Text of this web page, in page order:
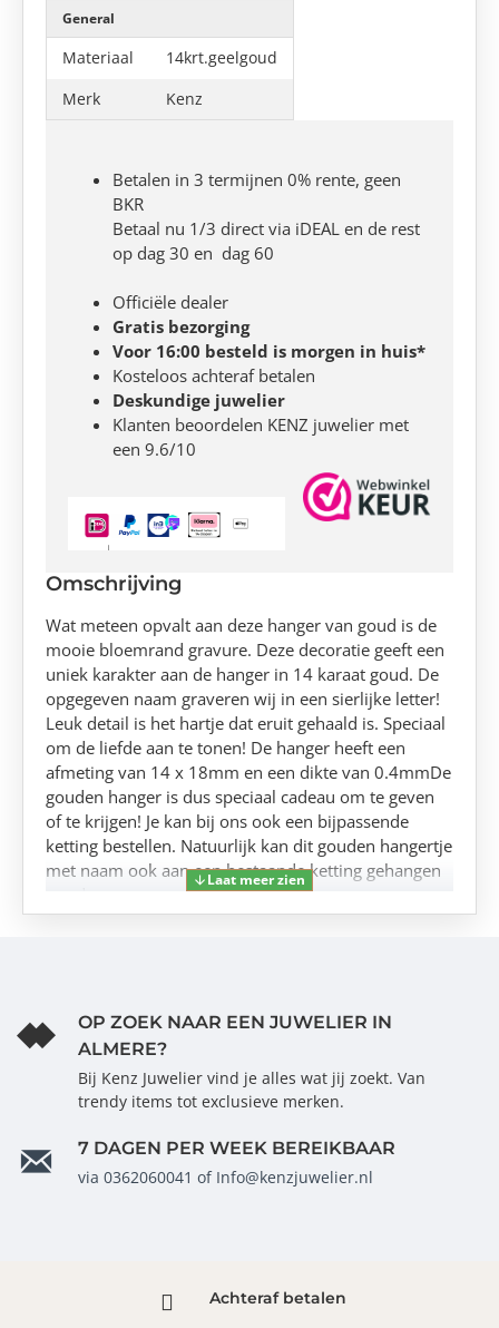
General
Materiaal
14krt.geelgoud
Merk
Kenz
Betalen in 3 termijnen 0% rente, geen
BKR
Betaal nu 1/3 direct via iDEAL en de rest
op dag 30 en dag 60
Officiële dealer
Gratis bezorging
Voor 16:00 besteld is morgen in huis*
Kosteloos achteraf betalen
Deskundige juwelier
Klanten beoordelen KENZ juwelier met
een 9.6/10
Omschrijving
Wat meteen opvalt aan deze hanger van goud is de
mooie bloemrand gravure. Deze decoratie geeft een
uniek karakter aan de hanger in 14 karaat goud. De
opgegeven naam graveren wij in een sierlijke letter!
Leuk detail is het hartje dat eruit gehaald is. Speciaal
om de liefde aan te tonen! De hanger heeft een
afmeting van 14 x 18mm en een dikte van 0.4mmDe
gouden hanger is dus speciaal cadeau om te geven
of te krijgen! Je kan bij ons ook een bijpassende
ketting bestellen. Natuurlijk kan dit gouden hangertje
met naam ook aan een bestaande ketting gehangen
worden.
OP ZOEK NAAR EEN JUWELIER IN
ALMERE?
Bij Kenz Juwelier vind je alles wat jij zoekt. Van
trendy items tot exclusieve merken.
7 DAGEN PER WEEK BEREIKBAAR
via 0362060041 of Info@kenzjuwelier.nl
Achteraf betalen